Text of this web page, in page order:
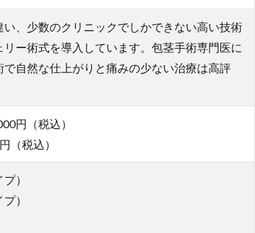
、少数のクリニックでしかできない高い技術
ー術式を導入しています。包茎手術専門医に
で自然な仕上がりと痛みの少ない治療は高評
円（税込）
（税込）
）
）